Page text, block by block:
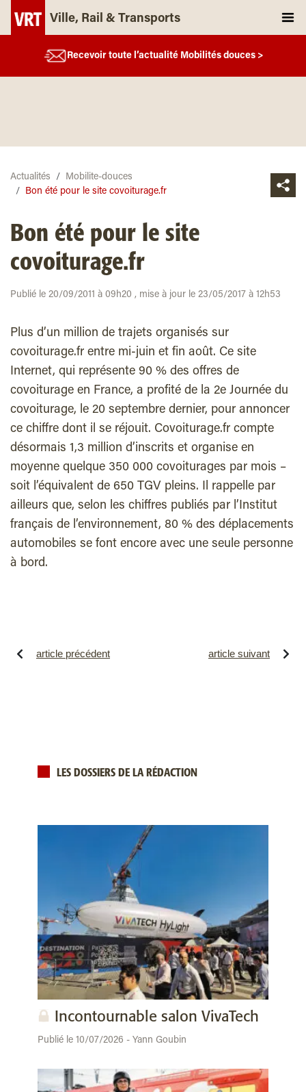
Ville, Rail & Transports
Recevoir toute l’actualité Mobilités douces >
Actualités
Mobilite-douces
Bon été pour le site covoiturage.fr
Bon été pour le site
covoiturage.fr
Publié le 20/09/2011 à 09h20 , mise à jour le 23/05/2017 à 12h53
Plus d’un million de trajets organisés sur
covoiturage.fr entre mi-juin et fin août. Ce site
Internet, qui représente 90 % des offres de
covoiturage en France, a profité de la 2e Journée du
covoiturage, le 20 septembre dernier, pour annoncer
ce chiffre dont il se réjouit. Covoiturage.fr compte
désormais 1,3 million d’inscrits et organise en
moyenne quelque 350 000 covoiturages par mois –
soit l’équivalent de 650 TGV pleins. Il rappelle par
ailleurs que, selon les chiffres publiés par l’Institut
français de l’environnement, 80 % des déplacements
automobiles se font encore avec une seule personne
à bord.
article précédent article suivant
LES DOSSIERS DE LA RÉDACTION
Incontournable salon VivaTech
Publié le 10/07/2026 - Yann Goubin